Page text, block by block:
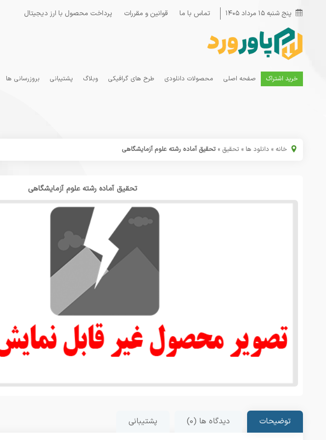
پنج شنبه ۱۵ مرداد ۱۴۰۵ تماس با ما قوانین و مقررات پرداخت محصول با ارز دیجیتال
خرید اشتراک صفحه اصلی محصولات دانلودی طرح های گرافیکی وبلاگ پشتیبانی بروزرسانی ها
خانه » دانلود ها » تحقیق » تحقیق آماده رشته علوم آزمایشگاهی
تحقیق آماده رشته علوم آزمایشگاهی
توضیحات دیدگاه ها (0) پشتیبانی